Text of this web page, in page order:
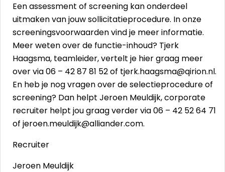
Een assessment of screening kan onderdeel
uitmaken van jouw sollicitatieprocedure. In onze
screeningsvoorwaardenvind je meer informatie.
Meer weten over de functie-inhoud? Tjerk
Haagsma, teamleider, vertelt je hier graag meer
over via 06 – 42 87 81 52 of tjerk.haagsma@qirion.nl.
En heb je nog vragen over de selectieprocedure of
screening? Dan helpt Jeroen Meuldijk, corporate
recruiter helpt jou graag verder via 06 – 42 52 64 71
of jeroen.meuldijk@alliander.com.
Recruiter
Jeroen Meuldijk